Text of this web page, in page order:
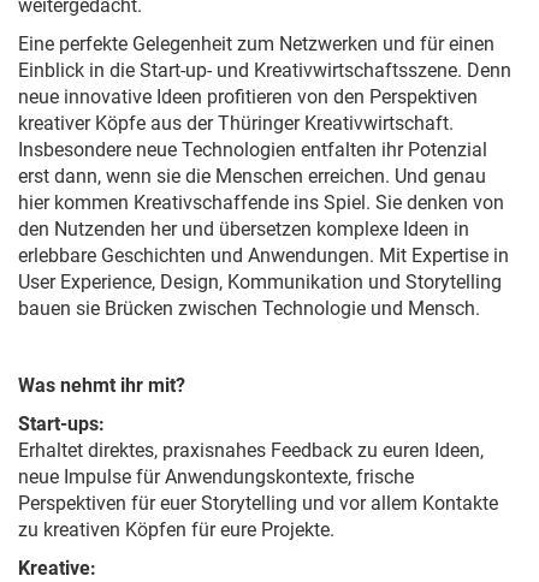
weitergedacht.
Eine perfekte Gelegenheit zum Netzwerken und für einen
Einblick in die Start-up- und Kreativwirtschaftsszene. Denn
neue innovative Ideen profitieren von den Perspektiven
kreativer Köpfe aus der Thüringer Kreativwirtschaft.
Insbesondere neue Technologien entfalten ihr Potenzial
erst dann, wenn sie die Menschen erreichen. Und genau
hier kommen Kreativschaffende ins Spiel. Sie denken von
den Nutzenden her und übersetzen komplexe Ideen in
erlebbare Geschichten und Anwendungen. Mit Expertise in
User Experience, Design, Kommunikation und Storytelling
bauen sie Brücken zwischen Technologie und Mensch.
Was nehmt ihr mit?
Start-ups:
Erhaltet direktes, praxisnahes Feedback zu euren Ideen,
neue Impulse für Anwendungskontexte, frische
Perspektiven für euer Storytelling und vor allem Kontakte
zu kreativen Köpfen für eure Projekte.
Kreative: